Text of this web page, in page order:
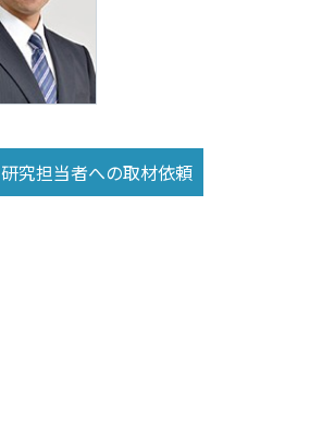
研究担当者への取材依頼